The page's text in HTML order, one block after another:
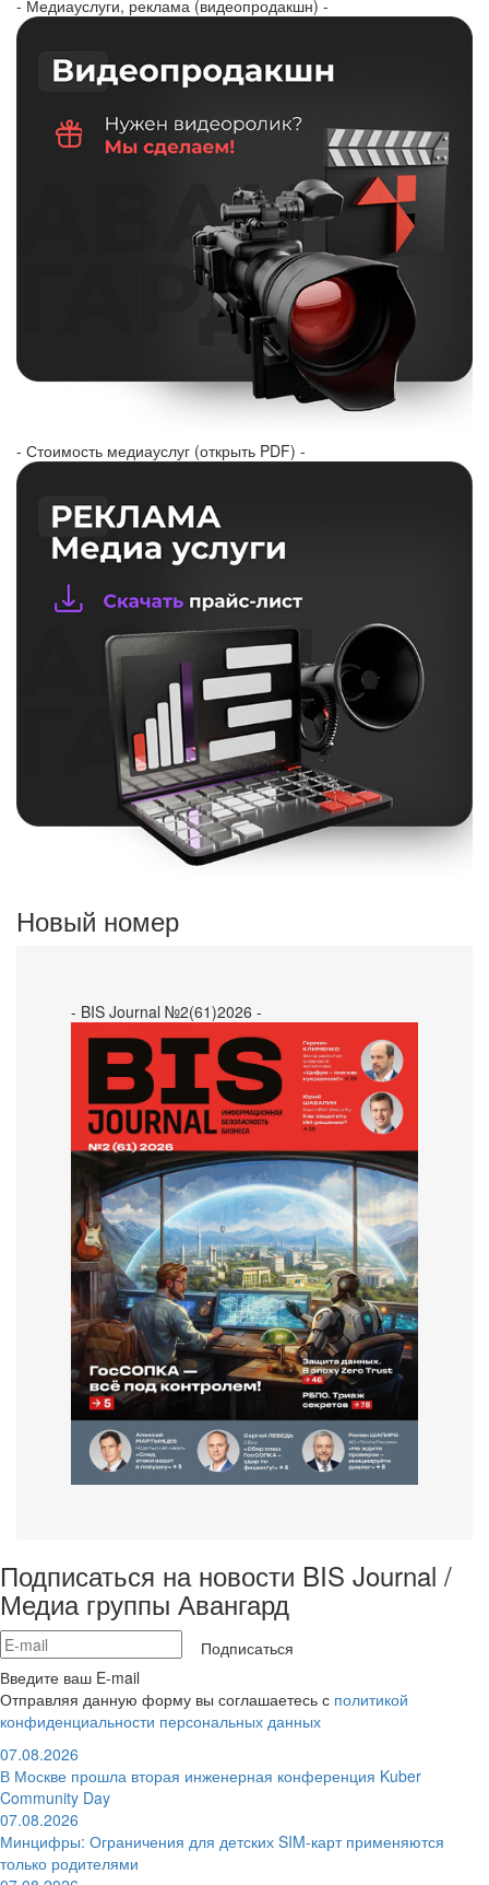
- Медиауслуги, реклама (видеопродакшн) -
- Стоимость медиауслуг (открыть PDF) -
Новый номер
- BIS Journal №2(61)2026 -
Подписаться на новости BIS Journal /
Медиа группы Авангард
Подписаться
Введите ваш E-mail
Отправляя данную форму вы соглашаетесь с политикой
конфиденциальности персональных данных
07.08.2026
В Москве прошла вторая инженерная конференция Kuber
Community Day
07.08.2026
Минцифры: Ограничения для детских SIM-карт применяются
только родителями